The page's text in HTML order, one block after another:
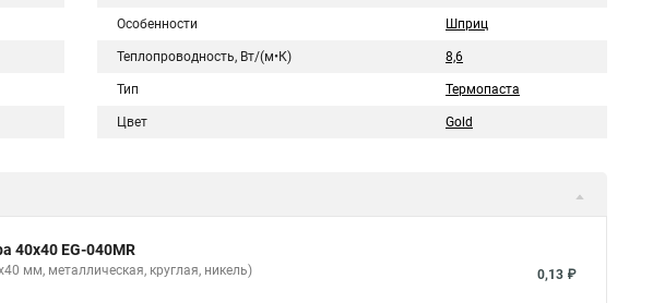
Особенности Шприц
Теплопроводность, Вт/(м•К) 8,6
Тип Термопаста
Цвет Gold
40x40 EG-040MR
мм, металлическая, круглая, никель) 0,13 ₽